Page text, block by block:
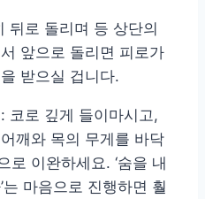
뒤로 돌리며 등 상단의
앞으로 돌리면 피로가
받으실 겁니다.
코로 깊게 들이마시고,
깨와 목의 무게를 바닥
로 이완하세요. ‘숨을 내
마음으로 진행하면 훨